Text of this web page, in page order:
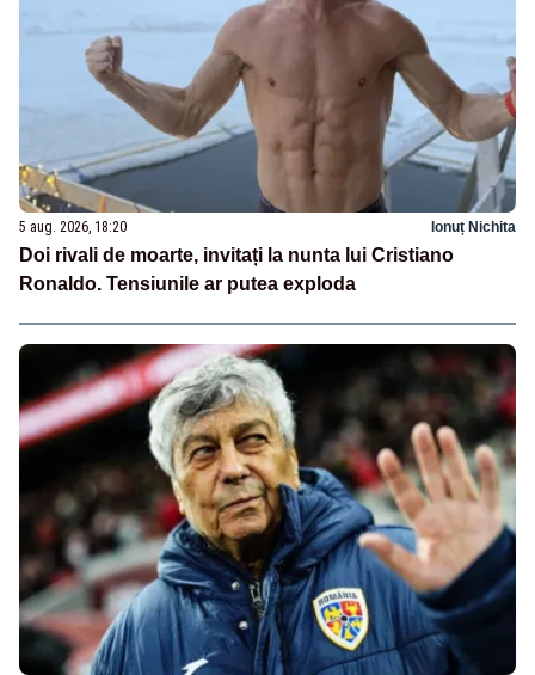
5 aug. 2026, 18:20 Ionuț Nichita
Doi rivali de moarte, invitați la nunta lui Cristiano
Ronaldo. Tensiunile ar putea exploda